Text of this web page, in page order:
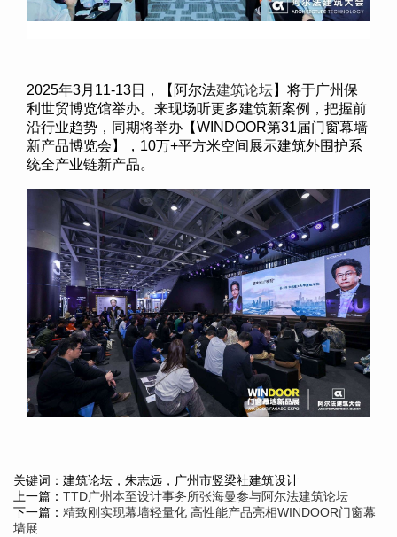
2025年3月 11-13日，【阿尔法建筑论坛】将于广州保
利世贸博览馆举办。来现场听更多建筑新案例，把握前
沿行业趋势，同期将举办【WINDOOR第31届门窗幕墙
新产品博览会】， 10万+平方米空间展示建筑外围护系
统全产业链新产品。
关键词：建筑论坛，朱志远，广州市竖梁社建筑设计
上一篇： TTD广州本至设计事务所张海曼参与阿尔法建筑论坛
下一篇： 精致刚实现幕墙轻量化 高性能产品亮相WINDOOR门窗幕
墙展